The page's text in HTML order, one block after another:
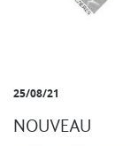
25/08/21
NOUVEAU